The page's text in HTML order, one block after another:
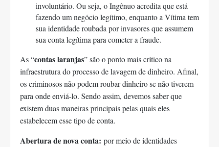
involuntário. Ou seja, o Ingênuo acredita que está
fazendo um negócio legítimo, enquanto a Vítima tem
sua identidade roubada por invasores que assumem
sua conta legítima para cometer a fraude.
As “contas laranjas” são o ponto mais crítico na
infraestrutura do processo de lavagem de dinheiro. Afinal,
os criminosos não podem roubar dinheiro se não tiverem
para onde enviá-lo. Sendo assim, devemos saber que
existem duas maneiras principais pelas quais eles
estabelecem esse tipo de conta.
Abertura de nova conta: por meio de identidades